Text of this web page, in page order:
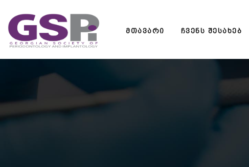
content
ᲛᲗᲐᲕᲐᲠᲘ ᲩᲕᲔᲜᲡ ᲨᲔᲡᲐᲮᲔᲑ